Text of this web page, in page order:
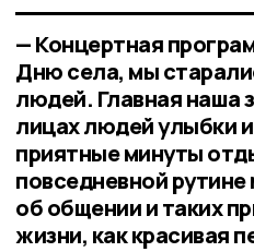
— Концертная
Дню села, мы
людей. Главная наша
лицах людей улыбки
приятные минуты
повседневной
об общении и таких
жизни, как красивая